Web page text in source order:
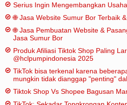
Serius Ingin Mengembangkan
🌐 Jasa Website Sumur Bor Terbaik
🌐 Jasa Pembuatan Website &
Jasa Sumur Bor
Produk Afiliasi Tiktok Shop Paling
@hclpumpindonesia 2025
TikTok bisa terkenal karena
mungkin tidak dianggap "penting"
Tiktok Shop Vs Shopee Bagusan